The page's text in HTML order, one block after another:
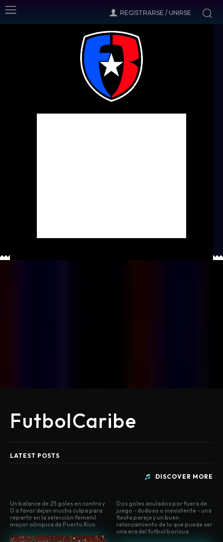
REGISTRARSE / UNIRSE
FutbolCaribe
LATEST POSTS
DISCOVER MORE
Un balance de 25 goles en contra y
0 a favor dejan mucha culpa para
repartir en la selección femenil
mayor olímpica de Puerto Rico
Dos goles anulados por fuera de
juego - dudoso o inexistente - una
fiesta pareja y un buen
relanzamiento de lo que puede ser
una era del futbol boricua